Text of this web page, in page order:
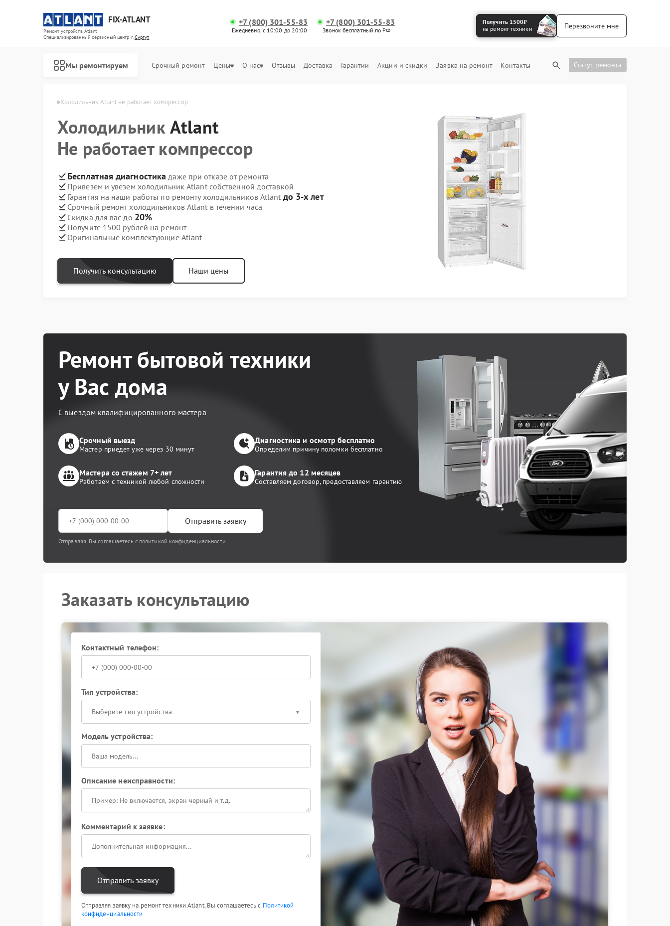
FIX-ATLANT
Ремонт устройств Atlant
Специализированный cервисный центр г.Сургут
+7 (800) 301-55-83
Ежедневно, с 10:00 до 20:00
+7 (800) 301-55-83
Звонок бесплатный по РФ
Получить 1500₽
на ремонт техники
Перезвоните мне
Мы ремонтируем Срочный ремонт Цены О нас Отзывы Доставка Гарантии Акции и скидки Заявка на ремонт Контакты Статус ремонта
Atlant в Сургуте Холодильник Atlant не работает компрессор
ХолодильникAtlant
Не работает компрессор
Бесплатная диагностика даже при отказе от ремонта
Привезем и увезем холодильник Atlant собственной доставкой
Гарантия на наши работы по ремонту холодильников Atlant до 3-х лет
Срочный ремонт холодильников Atlant в течении часа
Скидка для вас до 20%
Получите 1500 рублей на ремонт
Оригинальные комплектующие Atlant
Получить консультацию Наши цены
Ремонт бытовой техники
у Вас дома
С выездом квалифицированного мастера
Срочный выезд
Мастер приедет уже через 30 минут
Диагностика и осмотр бесплатно
Определим причину поломки бесплатно
Мастера со стажем 7+ лет
Работаем с техникой любой сложности
Гарантия до 12 месяцев
Составляем договор, предоставляем гарантию
Отправить заявку
Отправляя, Вы соглашаетесь с политикой конфиденциальности
Заказать консультацию
Контактный телефон:
Тип устройства:
Выберите тип устройства
Модель устройства:
Описание неисправности:
Комментарий к заявке:
Отправить заявку
Отправляя заявку на ремонт техники Atlant, Вы соглашаетесь с Политикой
конфиденциальности